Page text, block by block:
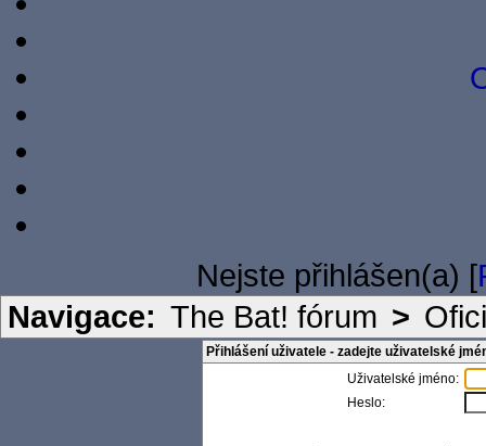
Nejste přihlášen(a) [
Navigace: The Bat! fórum >
Přihlášení uživatele - zadejte uživatelské
Uživatelské jméno:
Heslo: